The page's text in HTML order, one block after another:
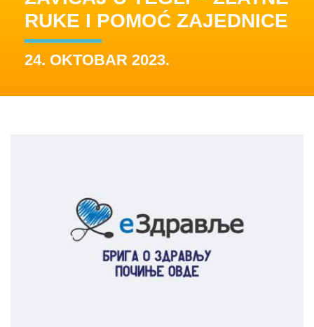
RUKE I POMOĆ ZAJEDNICE
24. OKTOBAR 2023.